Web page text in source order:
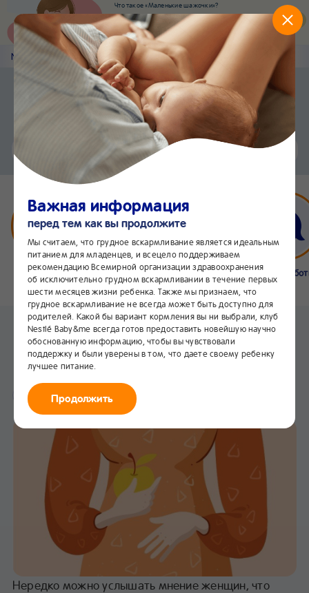
Что такое «Маленькие шажочки»?
Наш новый суперсервис для отслеживания
развития вашего малыша
Попробовать сейчас
Nestlé Baby &me Статьи
Приложение Nestlé Baby&me
Еще быстрее и удобнее
Установить
Чат24/7
Бейбимания Что нового
Интернет-
магазин
Линия
24/7
2-я неделя беременности
двойней
Первый триместр беременности
Нередко можно услышать мнение женщин, что
Важная информация
перед тем как вы продолжите
Мы считаем, что грудное вскармливание является идеальным
питанием для младенцев, и всецело поддерживаем
рекомендацию Всемирной организации здравоохранения
об исключительно грудном вскармливании в течение первых
шести месяцев жизни ребенка. Также мы признаем, что
грудное вскармливание не всегда может быть доступно для
родителей. Какой бы вариант кормления вы ни выбрали, клуб
Nestlé Baby&me всегда готов предоставить новейшую научно
обоснованную информацию, чтобы вы чувствовали
поддержку и были уверены в том, что даете своему ребенку
лучшее питание.
Продолжить